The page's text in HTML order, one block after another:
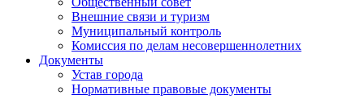
Внешние связи и туризм
Муниципальный контроль
Комиссия по делам несовершеннолетних
Документы
Устав города
Нормативные правовые документы